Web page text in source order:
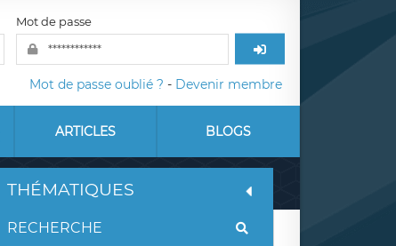
Mot de passe
Mot de passe oublié ? - Devenir membre
ARTICLES BLOGS
THÉMATIQUES